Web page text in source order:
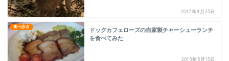
2017年4月23日
食べ歩き
ドッグカフェローズの自家製チャーシューランチ
を食べてみた
2015年5月13日